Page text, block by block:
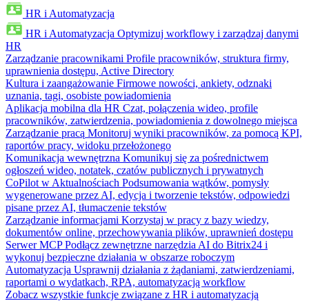
HR i Automatyzacja
HR i Automatyzacja Optymizuj workflowy i zarządzaj danymi
HR
Zarządzanie pracownikami Profile pracowników, struktura firmy,
uprawnienia dostępu, Active Directory
Kultura i zaangażowanie Firmowe nowości, ankiety, odznaki
uznania, tagi, osobiste powiadomienia
Aplikacja mobilna dla HR Czat, połączenia wideo, profile
pracowników, zatwierdzenia, powiadomienia z dowolnego miejsca
Zarządzanie pracą Monitoruj wyniki pracowników, za pomocą KPI,
raportów pracy, widoku przełożonego
Komunikacja wewnętrzna Komunikuj się za pośrednictwem
ogłoszeń wideo, notatek, czatów publicznych i prywatnych
CoPilot w Aktualnościach Podsumowania wątków, pomysły
wygenerowane przez AI, edycja i tworzenie tekstów, odpowiedzi
pisane przez AI, tłumaczenie tekstów
Zarządzanie informacjami Korzystaj w pracy z bazy wiedzy,
dokumentów online, przechowywania plików, uprawnień dostępu
Serwer MCP Podłącz zewnętrzne narzędzia AI do Bitrix24 i
wykonuj bezpieczne działania w obszarze roboczym
Automatyzacja Usprawnij działania z żądaniami, zatwierdzeniami,
raportami o wydatkach, RPA, automatyzacją workflow
Zobacz wszystkie funkcje związane z HR i automatyzacją